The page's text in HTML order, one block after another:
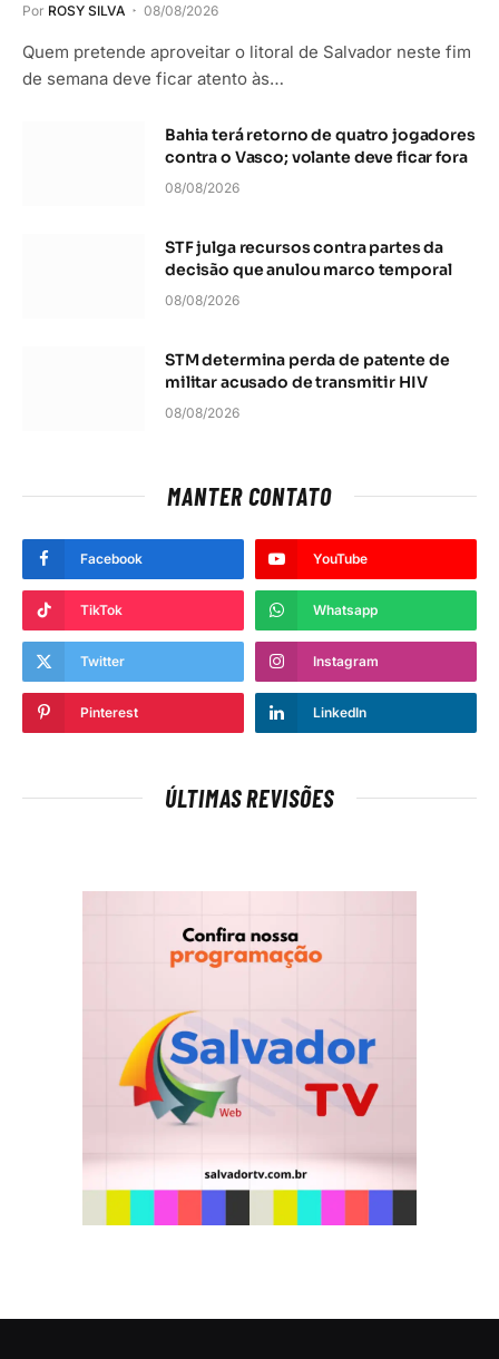
Por ROSY SILVA 08/08/2026
Quem pretende aproveitar o litoral de Salvador neste fim
de semana deve ficar atento às…
Bahia terá retorno de quatro jogadores
contra o Vasco; volante deve ficar fora
08/08/2026
STF julga recursos contra partes da
decisão que anulou marco temporal
08/08/2026
STM determina perda de patente de
militar acusado de transmitir HIV
08/08/2026
MANTER CONTATO
Facebook YouTube
TikTok Whatsapp
Twitter Instagram
Pinterest LinkedIn
ÚLTIMAS REVISÕES